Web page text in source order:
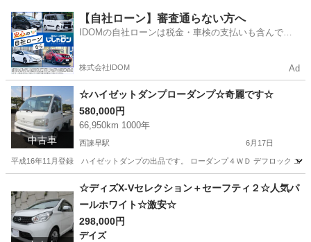
長崎 南島原市 土地販売/土地売買 格安
【自社ローン】審査通らない方へ
IDOMの自社ローンは税金・車検の支払いも含んでい
株式会社IDOM Ad
中古車
☆ハイゼットダンプローダンプ☆奇麗です☆
580,000円
66,950km 1000年
西諫早駅 6月17日
平成16年11月登録 ハイゼットダンプの出品です。 ローダンプ４ＷＤ デフロック エ
西諫早駅 ダイハツ ハイゼットダンプ
☆ディズX-Vセレクション＋セーフティ２☆人気パ
ールホワイト☆激安☆
298,000円
デイズ